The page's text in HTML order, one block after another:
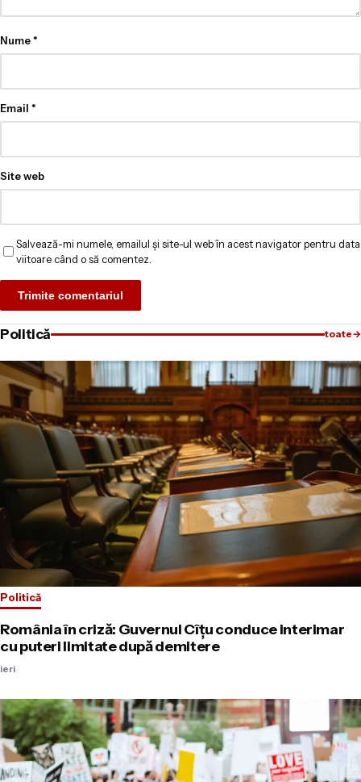
Nume*
Email *
Site web
Salvează-mi numele, emailul și site-ul web în acest navigator pentru data
viitoare când o să comentez.
Politică toate→
Politică
România în criză: Guvernul Cîțu conduce interimar
cu puteri limitate după demitere
ieri